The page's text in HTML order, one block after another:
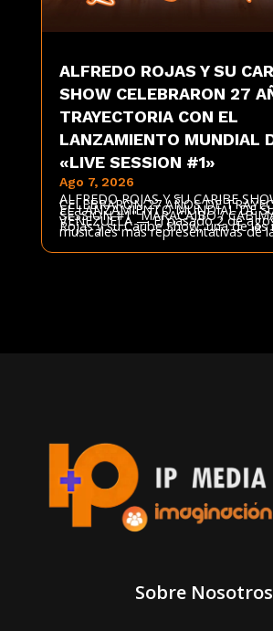
ALFREDO ROJAS Y SU
SHOW CELEBRARON 27
TRAYECTORIA CON EL
LANZAMIENTO MUNDIAL
«LIVE SESSION #1»
Ago 7, 2026
ALFREDO ROJAS Y SU CARIBE
CELEBRARON 27 AÑOS DE
EL LANZAMIENTO MUNDIAL DE
SESSION #1" MARACAIBO /
VENEZUELA — El pasado 2 de
Rojas y su Caribe Show, una de las
musicales más representativas de
Sobre Nosotros